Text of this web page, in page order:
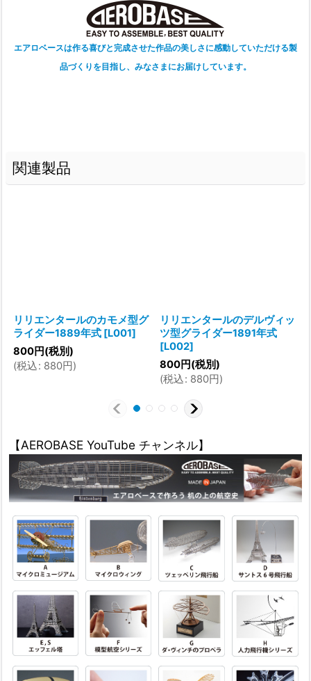
エアロベースは作る喜びと完成させた作品の美しさに感動していただける製
品づくりを目指し、みなさまにお届けしています。
関連製品
リリエンタールのカモメ型グ
ライダー1889年式 [L001]
800円(税別)
(税込: 880円)
リリエンタールのデルヴィッ
ツ型グライダー1891年式
[L002]
800円(税別)
(税込: 880円)
【AEROBASE YouTube チャンネル】